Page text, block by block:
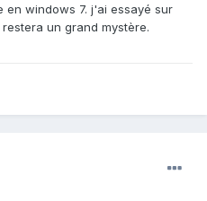
windows 7. j'ai essayé sur
un grand mystère.